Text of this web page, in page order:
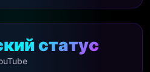
статус